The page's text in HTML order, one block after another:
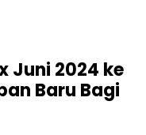
Juni 2024 ke
Baru Bagi